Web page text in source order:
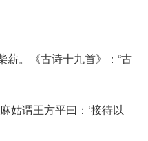
。《古诗十九首》：“古
姑谓王方平曰：‘接待以